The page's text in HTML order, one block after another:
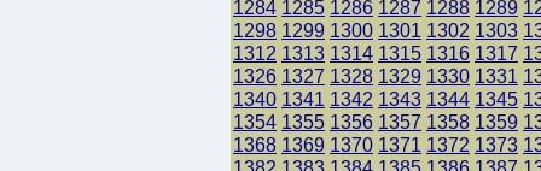
1284 1285 1286 1287 1288 1289
1298 1299 1300 1301 1302 1303
1312 1313 1314 1315 1316 1317
1326 1327 1328 1329 1330 1331
1340 1341 1342 1343 1344 1345
1354 1355 1356 1357 1358 1359
1368 1369 1370 1371 1372 1373